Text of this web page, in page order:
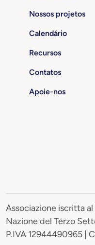
Nossos projetos
Calendário
Recursos
Contatos
Apoie-nos
Associazione iscritta
Nazione del Terzo
P.IVA 12944490965 |